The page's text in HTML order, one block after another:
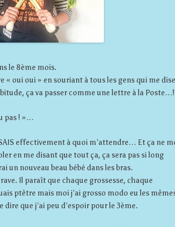
le 8ème mois.
« oui oui » en souriant à tous les gens qui me
ça va passer comme une lettre à la
pas ! »…
effectivement à quoi m’attendre… Et ça ne
en me disant que tout ça, ça sera pas si long
un nouveau beau bébé dans les bras.
Il paraît que chaque grossesse, chaque
ptêtre mais moi j’ai grosso modo eu les
que j’ai peu d’espoir pour le 3ème.